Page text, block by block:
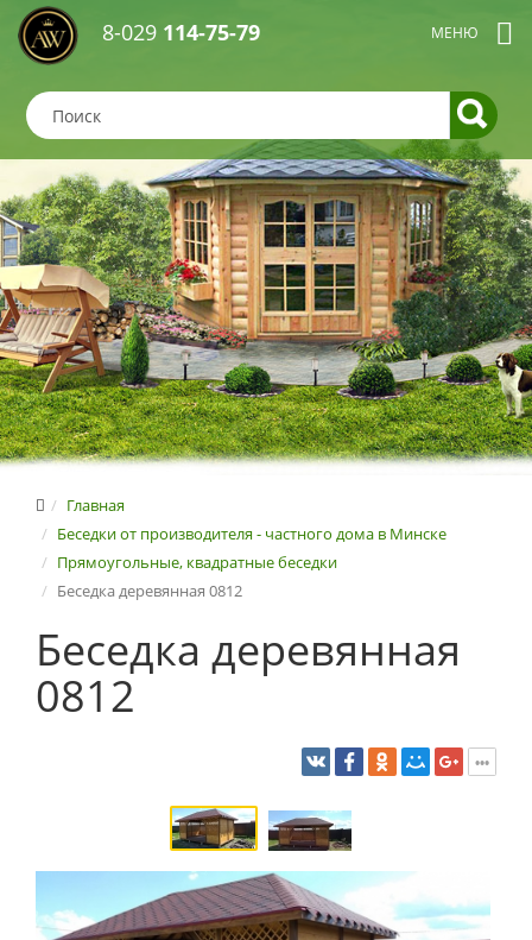
8-029 114-75-79
Главная
Беседки от производителя - частного дома в Минске
Прямоугольные, квадратные беседки
Беседка деревянная 0812
Беседка деревянная
0812